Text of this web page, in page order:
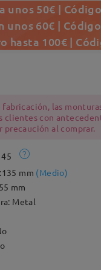
unos 50€ |
unos 60€ |
hasta 100€ |
fabricación, las
clientes con
al comprar.
135 mm (Medio)
55 mm
Metal